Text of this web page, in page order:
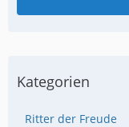
Kategorien
Ritter der Freude